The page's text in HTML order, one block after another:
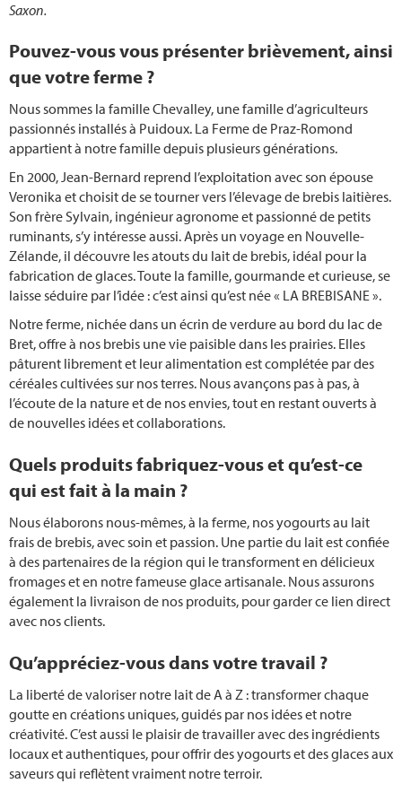
Saxon.
Pouvez-vous vous présenter brièvement, ainsi
que votre ferme ?
Nous sommes la famille Chevalley, une famille d’agriculteurs
passionnés installés à Puidoux. La Ferme de Praz-Romond
appartient à notre famille depuis plusieurs générations.
En 2000, Jean-Bernard reprend l’exploitation avec son épouse
Veronika et choisit de se tourner vers l’élevage de brebis laitières.
Son frère Sylvain, ingénieur agronome et passionné de petits
ruminants, s’y intéresse aussi. Après un voyage en Nouvelle-
Zélande, il découvre les atouts du lait de brebis, idéal pour la
fabrication de glaces. Toute la famille, gourmande et curieuse, se
laisse séduire par l’idée : c’est ainsi qu’est née « LA BREBISANE ».
Notre ferme, nichée dans un écrin de verdure au bord du lac de
Bret, offre à nos brebis une vie paisible dans les prairies. Elles
pâturent librement et leur alimentation est complétée par des
céréales cultivées sur nos terres. Nous avançons pas à pas, à
l’écoute de la nature et de nos envies, tout en restant ouverts à
de nouvelles idées et collaborations.
Quels produits fabriquez-vous et qu’est-ce
qui est fait à la main ?
Nous élaborons nous-mêmes, à la ferme, nos yogourts au lait
frais de brebis, avec soin et passion. Une partie du lait est confiée
à des partenaires de la région qui le transforment en délicieux
fromages et en notre fameuse glace artisanale. Nous assurons
également la livraison de nos produits, pour garder ce lien direct
avec nos clients.
Qu’appréciez-vous dans votre travail ?
La liberté de valoriser notre lait de A à Z : transformer chaque
goutte en créations uniques, guidés par nos idées et notre
créativité. C’est aussi le plaisir de travailler avec des ingrédients
locaux et authentiques, pour offrir des yogourts et des glaces aux
saveurs qui reflètent vraiment notre terroir.